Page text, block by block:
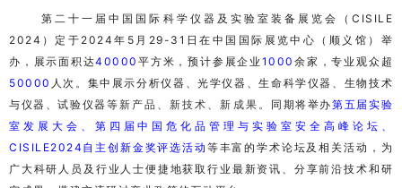
第二十一届中国国际科学仪器及实验室装备展览会
（CISILE
2024）定于2024年5月29-31日在 中国国际展览中心 （顺义馆）举
办，展示面积达40000 平方米，预计参展企业 1000 余家，专业观众超
50000 人次。集中展示分析仪器、光学仪器、生命科学仪器、生物技术
与仪器、试验仪器等新产品、新技术、新成果。 同期将举办第五届实验
室发展大会、第四届中国危化品管理与实验室安全高峰论坛、
CISILE2024自主创新金奖评选活动 等丰富的学术论坛及相关活动，为
广大科研人员及行业人士便捷地获取行业最新资讯、分享前沿技术和研